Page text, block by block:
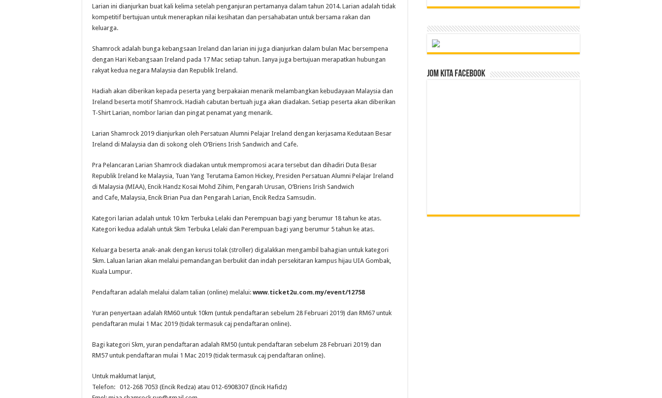
Larian ini dianjurkan buat kali kelima setelah penganjuran pertamanya dalam tahun 2014. Larian adalah tidak
kompetitif bertujuan untuk menerapkan nilai kesihatan dan persahabatan untuk bersama rakan dan
keluarga.
Shamrock adalah bunga kebangsaan Ireland dan larian ini juga dianjurkan dalam bulan Mac bersempena
dengan Hari Kebangsaan Ireland pada 17 Mac setiap tahun. Ianya juga bertujuan merapatkan hubungan
rakyat kedua negara Malaysia dan Republik Ireland.
Hadiah akan diberikan kepada peserta yang berpakaian menarik melambangkan kebudayaan Malaysia dan
Ireland beserta motif Shamrock. Hadiah cabutan bertuah juga akan diadakan. Setiap peserta akan diberikan
T-Shirt Larian, nombor larian dan pingat penamat yang menarik.
Larian Shamrock 2019 dianjurkan oleh Persatuan Alumni Pelajar Ireland dengan kerjasama Kedutaan Besar
Ireland di Malaysia dan di sokong oleh O’Briens Irish Sandwich and Cafe.
Pra Pelancaran Larian Shamrock diadakan untuk mempromosi acara tersebut dan dihadiri Duta Besar
Republik Ireland ke Malaysia, Tuan Yang Terutama Eamon Hickey, Presiden Persatuan Alumni Pelajar Ireland
di Malaysia (MIAA), Encik Handz Kosai Mohd Zihim, Pengarah Urusan, O’Briens Irish Sandwich
and Cafe, Malaysia, Encik Brian Pua dan Pengarah Larian, Encik Redza Samsudin.
Kategori larian adalah untuk 10 km Terbuka Lelaki dan Perempuan bagi yang berumur 18 tahun ke atas.
Kategori kedua adalah untuk 5km Terbuka Lelaki dan Perempuan bagi yang berumur 5 tahun ke atas.
Keluarga beserta anak-anak dengan kerusi tolak (stroller) digalakkan mengambil bahagian untuk kategori
5km. Laluan larian akan melalui pemandangan berbukit dan indah persekitaran kampus hijau UIA Gombak,
Kuala Lumpur.
Pendaftaran adalah melalui dalam talian (online) melalui: www.ticket2u.com.my/event/12758
Yuran penyertaan adalah RM60 untuk 10km (untuk pendaftaran sebelum 28 Februari 2019) dan RM67 untuk
pendaftaran mulai 1 Mac 2019 (tidak termasuk caj pendaftaran online).
Bagi kategori Skm, yuran pendaftaran adalah RM50 (untuk pendaftaran sebelum 28 Februari 2019) dan
RM57 untuk pendaftaran mulai 1 Mac 2019 (tidak termasuk caj pendaftaran online).
Untuk maklumat lanjut,
Telefon: 012-268 7053 (Encik Redza) atau 012-6908307 (Encik Hafidz)
Jom Kita Facebook